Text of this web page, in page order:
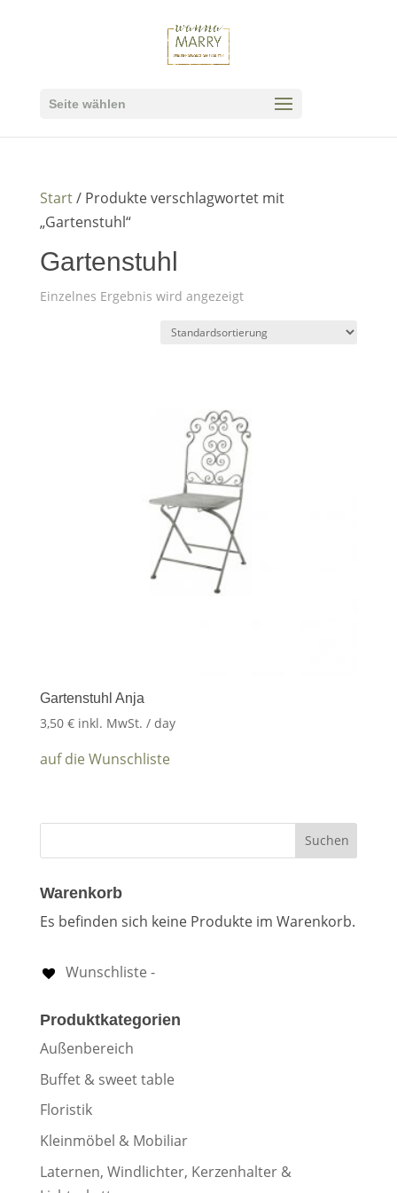
Seite wählen
Start/ Produkte verschlagwortet mit
„Gartenstuhl“
Gartenstuhl
Einzelnes Ergebnis wird angezeigt
Gartenstuhl Anja
3,50 € inkl. MwSt. / day
auf die Wunschliste
Warenkorb
Es befinden sich keine Produkte im Warenkorb.
Wunschliste -
Produktkategorien
Außenbereich
Buffet & sweet table
Floristik
Kleinmöbel & Mobiliar
Laternen, Windlichter, Kerzenhalter &